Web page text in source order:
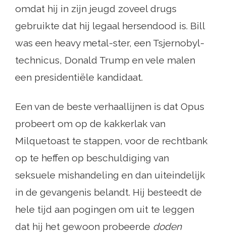
omdat hij in zijn jeugd zoveel drugs
gebruikte dat hij legaal hersendood is. Bill
was een heavy metal-ster, een Tsjernobyl-
technicus, Donald Trump en vele malen
een presidentiële kandidaat.
Een van de beste verhaallijnen is dat Opus
probeert om op de kakkerlak van
Milquetoast te stappen, voor de rechtbank
op te heffen op beschuldiging van
seksuele mishandeling en dan uiteindelijk
in de gevangenis belandt. Hij besteedt de
hele tijd aan pogingen om uit te leggen
dat hij het gewoon probeerde doden